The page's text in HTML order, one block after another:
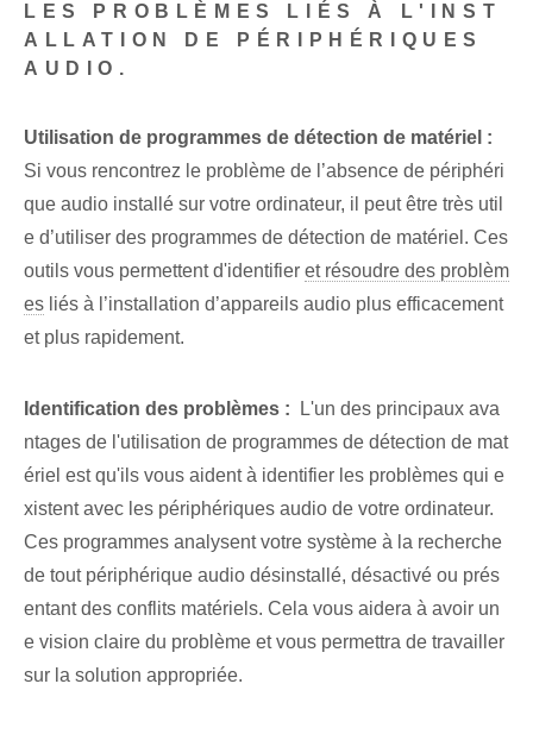
LES PROBLÈMES LIÉS À L'INST
ALLATION DE PÉRIPHÉRIQUES
AUDIO.
Utilisation de programmes de détection de matériel :
Si vous rencontrez le problème de l’absence de périphéri
que audio installé sur votre ordinateur, il peut être très util
e d’utiliser des programmes de détection de matériel. Ces
outils vous permettent d'identifier et résoudre des problèm
es liés à l’installation d’appareils audio‌ plus efficacement
et plus rapidement.
Identification des problèmes : ‍ L'un des principaux ava
ntages de l'utilisation de programmes de détection de mat
ériel est qu'ils vous aident à identifier les ⁤problèmes qui e
xistent avec les périphériques audio de votre ordinateur.​
Ces programmes ⁤analysent votre système à la recherche
de tout périphérique audio⁢ désinstallé, désactivé ou prés
entant des conflits matériels. Cela vous aidera à avoir un
e vision claire du problème et vous permettra de travailler
sur la solution appropriée.